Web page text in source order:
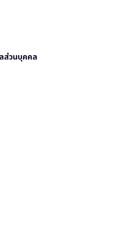
ส่วนบุคคล